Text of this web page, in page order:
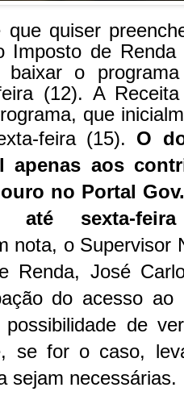
que quiser
Imposto de
baixar o
(12). A
que
feira (15). O
apenas aos
no Portal
até sexta-
nota, o Supervisor
Renda, José
do acesso ao
de
se for o caso,
sejam necessárias.